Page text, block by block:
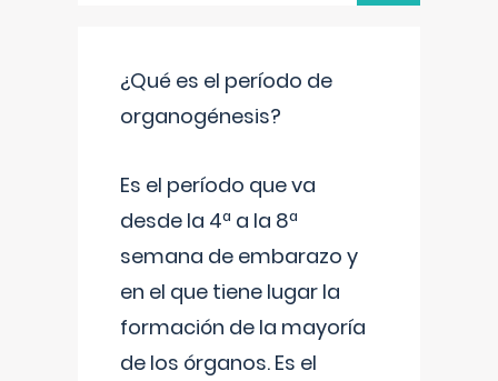
¿Qué es el período de
organogénesis?
Es el período que va
desde la 4ª a la 8ª
semana de embarazo y
en el que tiene lugar la
formación de la mayoría
de los órganos. Es el